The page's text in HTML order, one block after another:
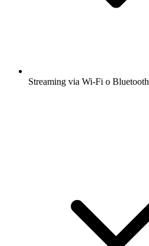
Streaming via Wi-Fi o Bluetooth